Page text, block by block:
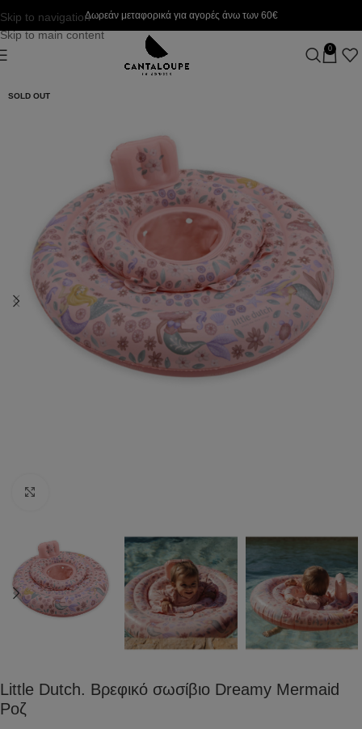
Skip to navigation
Skip to main content
Δωρεάν μεταφορικά για αγορές άνω των 60€
0
SOLD OUT
Little Dutch. Βρεφικό σωσίβιο Dreamy Mermaid
Ροζ